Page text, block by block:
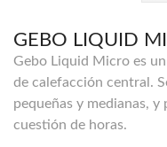
GEBO LIQUID
Gebo Liquid Micro es
de calefacción central.
pequeñas y medianas,
cuestión de horas.